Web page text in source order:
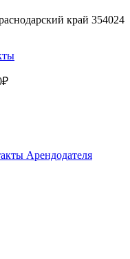
край 354024
Арендодателя